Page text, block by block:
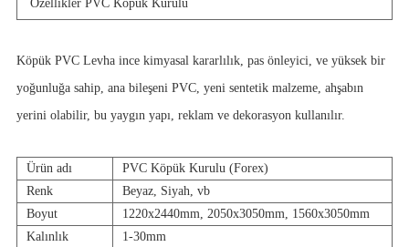
Özellikler PVC Köpük Kurulu
Köpük PVC Levha ince kimyasal kararlılık, pas önleyici, ve yüksek bir
yoğunluğa sahip, ana bileşeni PVC, yeni sentetik malzeme, ahşabın
yerini olabilir, bu yaygın yapı, reklam ve dekorasyon kullanılır.
Ürün adı
PVC Köpük Kurulu (Forex)
Renk
Beyaz, Siyah, vb
Boyut
1220x2440mm, 2050x3050mm, 1560x3050mm
Kalınlık
1-30mm